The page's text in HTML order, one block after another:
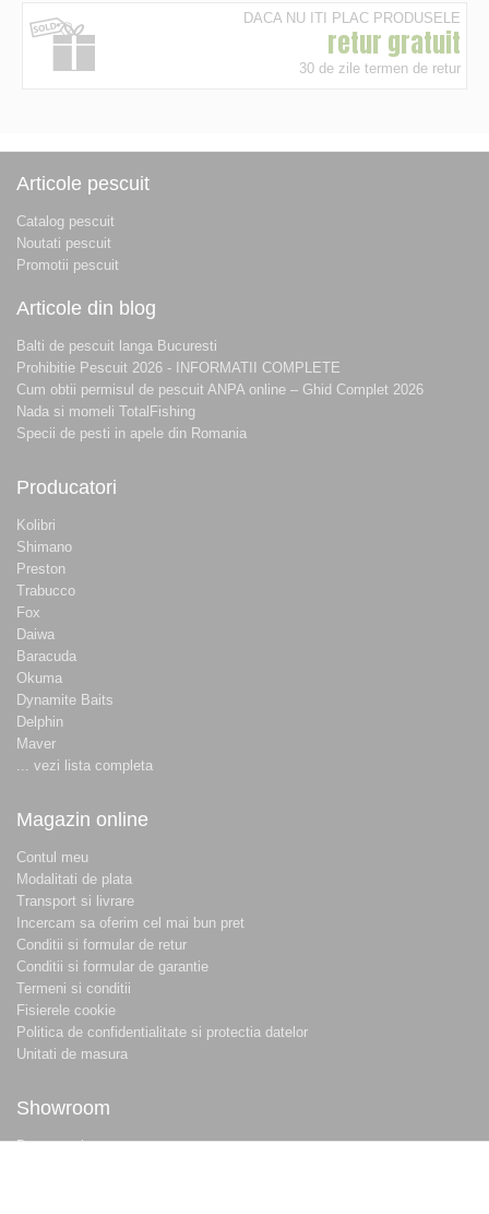
DACA NU ITI PLAC PRODUSELE
retur gratuit
30 de zile termen de retur
Articole pescuit
Catalog pescuit
Noutati pescuit
Promotii pescuit
Articole din blog
Balti de pescuit langa Bucuresti
Prohibitie Pescuit 2026 - INFORMATII COMPLETE
Cum obtii permisul de pescuit ANPA online – Ghid Complet 2026
Nada si momeli TotalFishing
Specii de pesti in apele din Romania
Producatori
Kolibri
Shimano
Preston
Trabucco
Fox
Daiwa
Baracuda
Okuma
Dynamite Baits
Delphin
Maver
... vezi lista completa
Magazin online
Contul meu
Modalitati de plata
Transport si livrare
Incercam sa oferim cel mai bun pret
Conditii si formular de retur
Conditii si formular de garantie
Termeni si conditii
Fisierele cookie
Politica de confidentialitate si protectia datelor
Unitati de masura
Showroom
Despre noi